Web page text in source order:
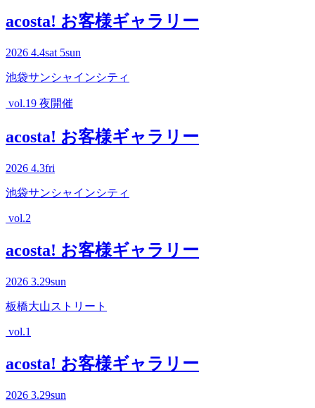
acosta! お客様ギャラリー
2026 4.4sat 5sun
池袋サンシャインシティ
vol.19 夜開催
acosta! お客様ギャラリー
2026 4.3fri
池袋サンシャインシティ
vol.2
acosta! お客様ギャラリー
2026 3.29sun
板橋大山ストリート
vol.1
acosta! お客様ギャラリー
2026 3.29sun